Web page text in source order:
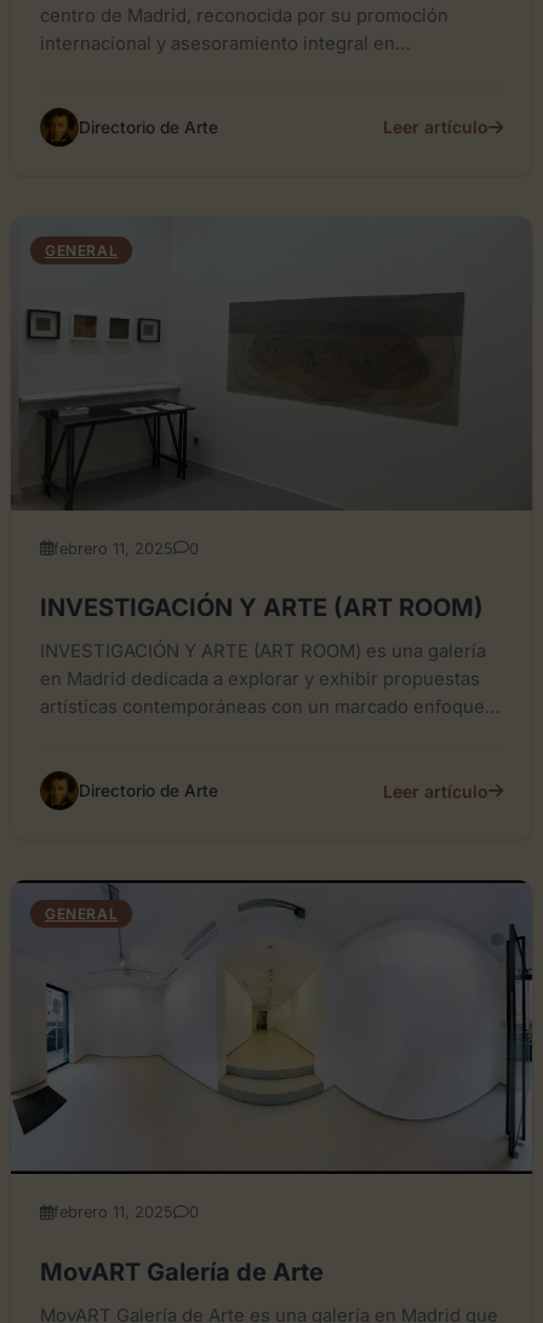
centro de Madrid, reconocida por su promoción
internacional y asesoramiento integral en
Directorio de Arte Leer artículo
GENERAL
febrero 11, 2025 0
INVESTIGACIÓN Y ARTE (ART ROOM)
INVESTIGACIÓN Y ARTE (ART ROOM) es una galería
en Madrid dedicada a explorar y exhibir propuestas
artísticas contemporáneas con un marcado enfoque
Directorio de Arte Leer artículo
GENERAL
febrero 11, 2025 0
MovART Galería de Arte
MovART Galería de Arte es una galería en Madrid que